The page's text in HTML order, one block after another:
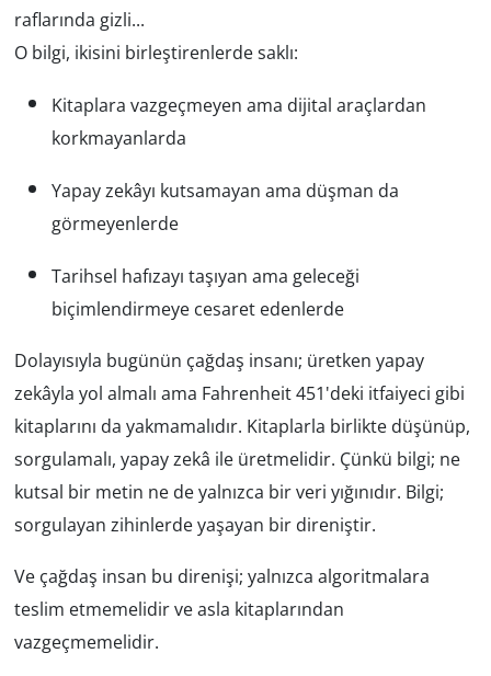
raflarında gizli...
O bilgi, ikisini birleştirenlerde saklı:
Kitaplara vazgeçmeyen ama dijital araçlardan
korkmayanlarda
Yapay zekâyı kutsamayan ama düşman da
görmeyenlerde
Tarihsel hafızayı taşıyan ama geleceği
biçimlendirmeye cesaret edenlerde
Dolayısıyla bugünün çağdaş insanı; üretken yapay
zekâyla yol almalı ama Fahrenheit 451'deki itfaiyeci gibi
kitaplarını da yakmamalıdır. Kitaplarla birlikte düşünüp,
sorgulamalı, yapay zekâ ile üretmelidir. Çünkü bilgi; ne
kutsal bir metin ne de yalnızca bir veri yığınıdır. Bilgi;
sorgulayan zihinlerde yaşayan bir direniştir.
Ve çağdaş insan bu direnişi; yalnızca algoritmalara
teslim etmemelidir ve asla kitaplarından
vazgeçmemelidir.